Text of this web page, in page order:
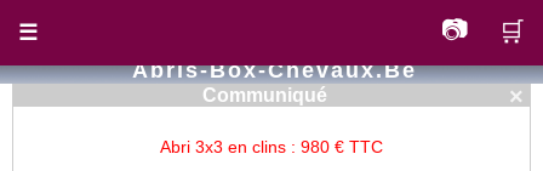
Abris-Box-Chevaux.be
☰ 📷 🛒
×
Communiqué
Abri 3x3 en clins : 980 € TTC